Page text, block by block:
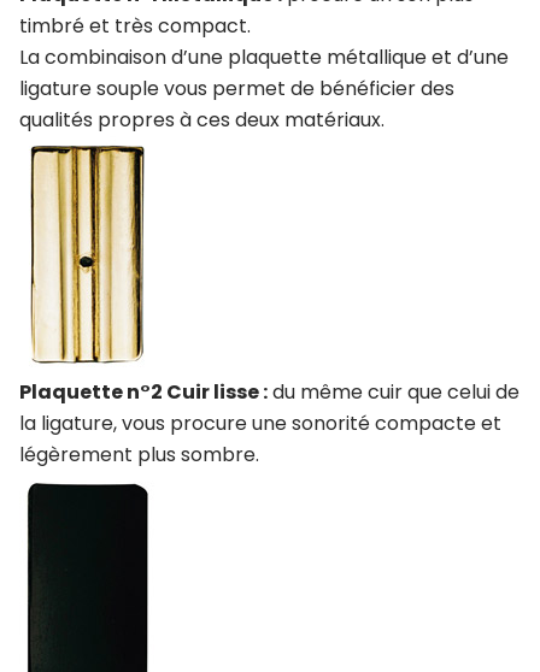
timbré et très compact.
La combinaison d’une plaquette métallique et d’une
ligature souple vous permet de bénéficier des
qualités propres à ces deux matériaux.
Plaquette n°2 Cuir lisse :du même cuir que celui de
la ligature, vous procure une sonorité compacte et
légèrement plus sombre.